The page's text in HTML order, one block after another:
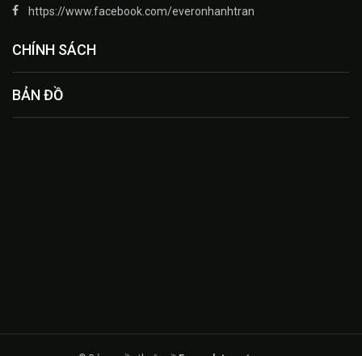
https://www.facebook.com/everonhanhtran
CHÍNH SÁCH
BẢN ĐỒ